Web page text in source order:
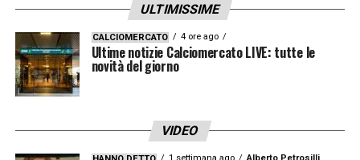
ULTIMISSIME
CALCIOMERCATO 4 ore ago
Ultime notizie Calciomercato LIVE: tutte le
novità del giorno
VIDEO
1 settimana ago Alberto Petrosilli